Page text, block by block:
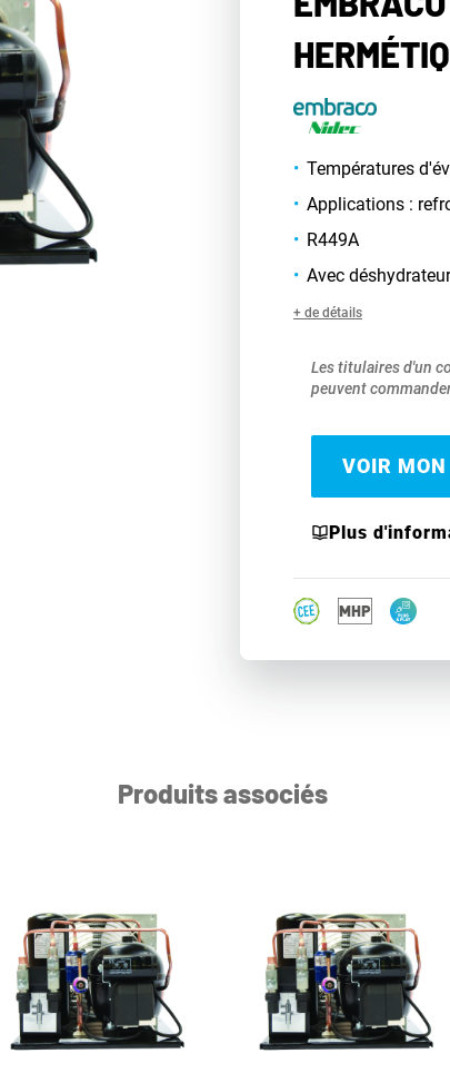
Températures
Applications :
R449A
Avec
+ de détails
Les titulaires d'un
peuvent
VOIR
Plus
Produits associés